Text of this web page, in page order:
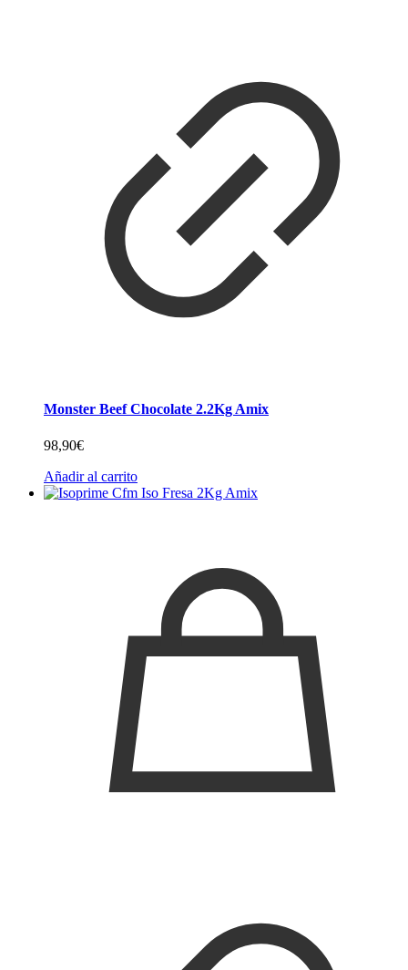
Monster Beef Chocolate 2.2Kg Amix
98,90€
Añadir al carrito